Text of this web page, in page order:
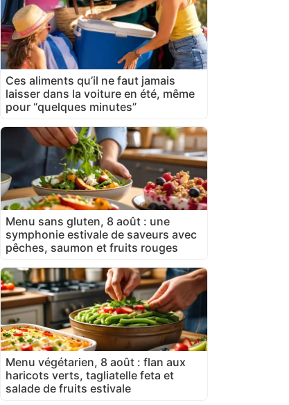
Ces aliments qu’il ne faut jamais
laisser dans la voiture en été, même
pour “quelques minutes”
Menu sans gluten, 8 août : une
symphonie estivale de saveurs avec
pêches, saumon et fruits rouges
Menu végétarien, 8 août : flan aux
haricots verts, tagliatelle feta et
salade de fruits estivale